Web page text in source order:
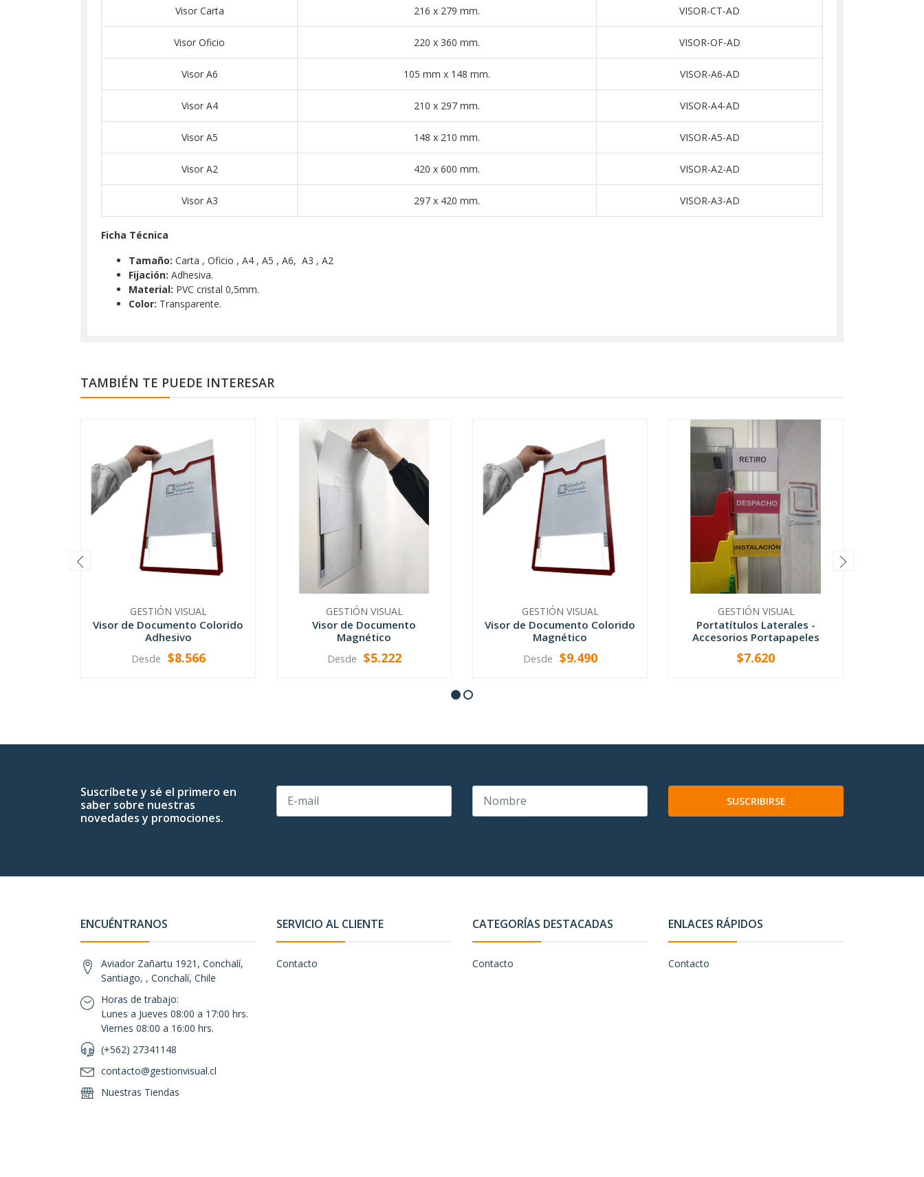
Visor Carta 216 x 279 mm. VISOR-CT-AD
Visor Oficio 220 x 360 mm. VISOR-OF-AD
Visor A6 105 mm x 148 mm. VISOR-A6-AD
Visor A4 210 x 297 mm. VISOR-A4-AD
Visor A5 148 x 210 mm. VISOR-A5-AD
Visor A2 420 x 600 mm. VISOR-A2-AD
Visor A3 297 x 420 mm. VISOR-A3-AD
Ficha Técnica
Tamaño: Carta , Oficio , A4 , A5 , A6, A3 , A2
Fijación: Adhesiva.
Material: PVC cristal 0,5mm.
Color: Transparente.
TAMBIÉN TE PUEDE INTERESAR
GESTIÓN VISUAL
Visor de Documento Colorido
Adhesivo
VER OPCIONES
Desde $8.566
GESTIÓN VISUAL
Visor de Documento
Magnético
VER OPCIONES
Desde $5.222
GESTIÓN VISUAL
Visor de Documento Colorido
Magnético
VER OPCIONES
Desde $9.490
GESTIÓN VISUAL
Portatítulos Laterales -
Accesorios Portapapeles
+
$7.620
Suscríbete y sé el primero en
saber sobre nuestras
novedades y promociones.
SUSCRIBIRSE
ENCUÉNTRANOS
Aviador Zañartu 1921, Conchalí,
Santiago, , Conchalí, Chile
Horas de trabajo:
Lunes a Jueves 08:00 a 17:00 hrs.
Viernes 08:00 a 16:00 hrs.
(+562) 27341148
contacto@gestionvisual.cl
Nuestras Tiendas
SERVICIO AL CLIENTE
Contacto
CATEGORÍAS DESTACADAS
Contacto
ENLACES RÁPIDOS
Contacto